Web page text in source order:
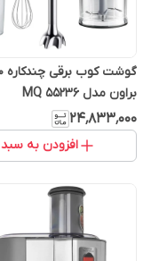
براون مدل MQ 55236
۲۴٬۸۳۳٬۰۰۰
افزودن به سبد